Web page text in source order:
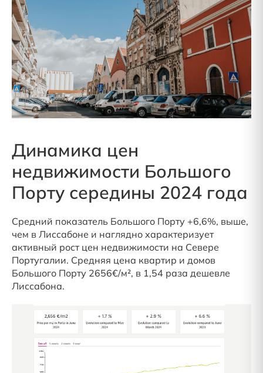
Динамика цен
недвижимости Большого
Порту середины 2024 года
Средний показатель Большого Порту +6,6%, выше,
чем в Лиссабоне и наглядно характеризует
активный рост цен недвижимости на Севере
Португалии. Средняя цена квартир и домов
Большого Порту 2656€/м², в 1,54 раза дешевле
Лиссабона.